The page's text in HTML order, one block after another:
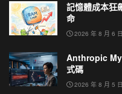
記憶體成本狂
命
2026 年 8 月 6 日
Anthropic
式碼
2026 年 8 月 5 日